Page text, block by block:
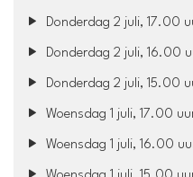
Donderdag 2 juli, 17.00
Donderdag 2 juli, 16.00
Donderdag 2 juli, 15.00
Woensdag 1 juli, 17.00
Woensdag 1 juli, 16.00